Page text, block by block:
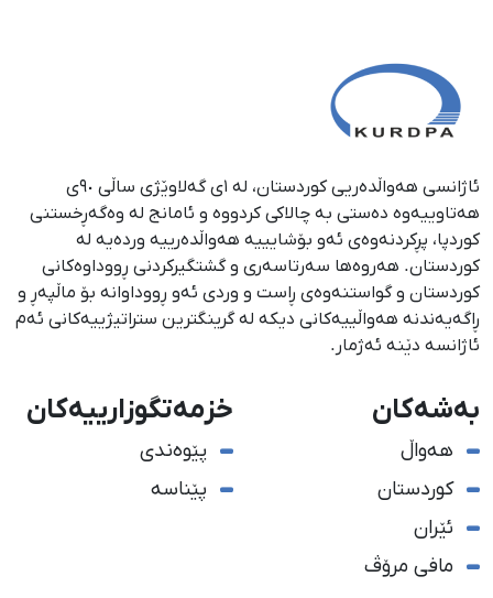
ئاژانسی هەواڵدەریی کوردستان، لە ١ی گەلاوێژی ساڵی ٩٠ی
هەتاوییەوە دەستی بە چالاکی کردووە و ئامانج لە وەگەڕخستنی
كوردپا، پڕكردنەوەی ئەو بۆشایییە هەواڵدەرییە وردەیە لە
كوردستان. هەروەها سەرتاسەری و گشتگیركردنی ڕووداوەكانی
كوردستان و گواستنەوەی ڕاست و وردی ئەو ڕووداوانە بۆ ماڵپەڕ و
ڕاگەیەندنە هەواڵییەكانی دیكە لە گرینگترین ستراتیژییەكانی ئەم
ئاژانسە دێنە ئەژمار.
بەشەکان
هەواڵ
کوردستان
ئێران
مافی مرۆڤ
خزمەتگوزارییەکان
پێوەندی
پێناسە